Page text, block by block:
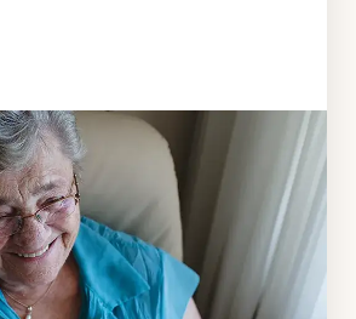
& liefern